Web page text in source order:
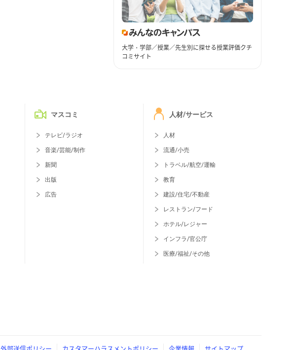
大学・学部／授業／先生別に探せる授業評価クチ
コミサイト
マスコミ
テレビ/ラジオ
音楽/芸能/制作
新聞
出版
広告
人材/サービス
人材
流通/小売
トラベル/航空/運輸
教育
建設/住宅/不動産
レストラン/フード
ホテル/レジャー
インフラ/官公庁
医療/福祉/その他